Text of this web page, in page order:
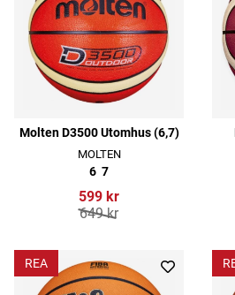
Molten D3500 Utomhus (6,7)
MOLTEN
6 7
599 kr
649 kr
REA